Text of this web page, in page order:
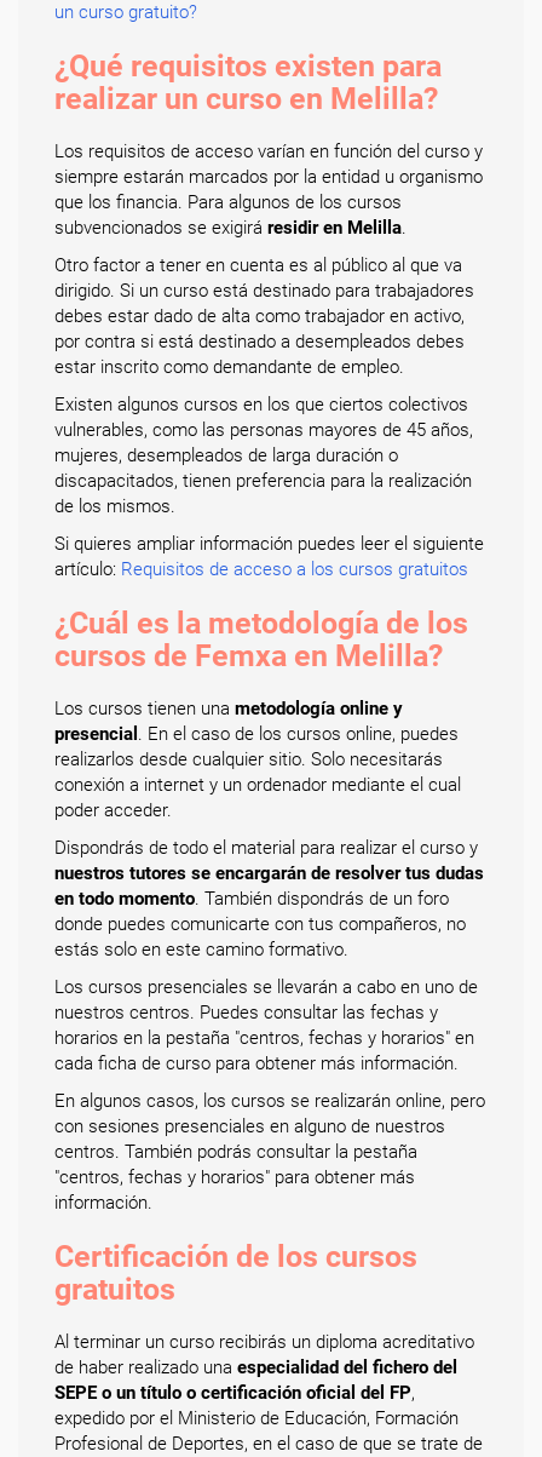
un curso gratuito?
¿Qué requisitos existen para
realizar un curso en Melilla?
Los requisitos de acceso varían en función del curso y
siempre estarán marcados por la entidad u organismo
que los financia. Para algunos de los cursos
subvencionados se exigirá residir en Melilla.
Otro factor a tener en cuenta es al público al que va
dirigido. Si un curso está destinado para trabajadores
debes estar dado de alta como trabajador en activo,
por contra si está destinado a desempleados debes
estar inscrito como demandante de empleo.
Existen algunos cursos en los que ciertos colectivos
vulnerables, como las personas mayores de 45 años,
mujeres, desempleados de larga duración o
discapacitados, tienen preferencia para la realización
de los mismos.
Si quieres ampliar información puedes leer el siguiente
artículo: Requisitos de acceso a los cursos gratuitos
¿Cuál es la metodología de los
cursos de Femxa en Melilla?
Los cursos tienen una metodología online y
presencial . En el caso de los cursos online, puedes
realizarlos desde cualquier sitio. Solo necesitarás
conexión a internet y un ordenador mediante el cual
poder acceder.
Dispondrás de todo el material para realizar el curso y
nuestros tutores se encargarán de resolver tus dudas
en todo momento. También dispondrás de un foro
donde puedes comunicarte con tus compañeros, no
estás solo en este camino formativo.
Los cursos presenciales se llevarán a cabo en uno de
nuestros centros. Puedes consultar las fechas y
horarios en la pestaña "centros, fechas y horarios" en
cada ficha de curso para obtener más información.
En algunos casos, los cursos se realizarán online, pero
con sesiones presenciales en alguno de nuestros
centros. También podrás consultar la pestaña
"centros, fechas y horarios" para obtener más
información.
Certificación de los cursos
gratuitos
Al terminar un curso recibirás un diploma acreditativo
de haber realizado una especialidad del fichero del
SEPE o un título o certificación oficial del FP,
expedido por el Ministerio de Educación, Formación
Profesional de Deportes, en el caso de que se trate de